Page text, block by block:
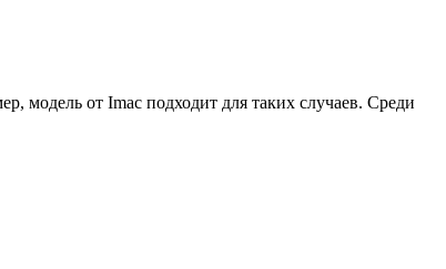
модель от Imac подходит для таких случаев. Среди